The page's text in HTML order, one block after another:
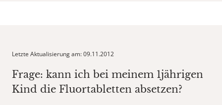
Letzte Aktualisierung am: 09.11.2012
Frage: kann ich bei meinem 1jährigen
Kind die Fluortabletten absetzen?